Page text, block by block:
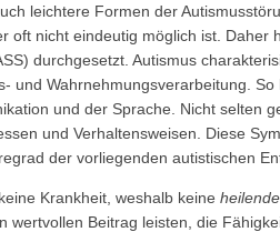
leichtere Formen der
oft nicht eindeutig möglich ist. Daher
durchgesetzt. Autismus
und Wahrnehmungsverarbeitung.
und der Sprache. Nicht selten
und Verhaltensweisen. Diese
der vorliegenden autistischen
Krankheit, weshalb keine heilende
wertvollen Beitrag leisten, die